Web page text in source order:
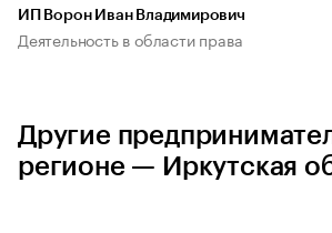
ИП Ворон Иван Владимирович
Деятельность в области права
Другие
регионе — Иркутская